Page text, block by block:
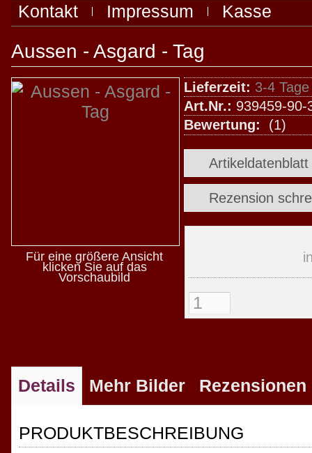
Kontakt Impressum Kasse
Aussen - Asgard - Tag
Für eine größere Ansicht
klicken Sie auf das
Vorschaubild
Lieferzeit: 3-4 Tage
Art.Nr.: 939459-90-
Bewertung:
(1)
Rezension
Details Mehr Bilder Rezensionen
PRODUKTBESCHREIBUNG